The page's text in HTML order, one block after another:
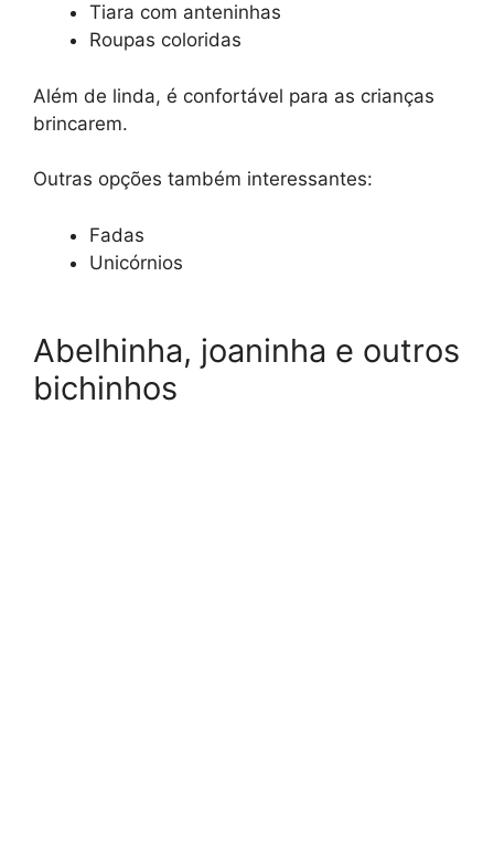
Tiara com anteninhas
Roupas coloridas
Além de linda, é confortável para as crianças
brincarem.
Outras opções também interessantes:
Fadas
Unicórnios
Abelhinha, joaninha e outros
bichinhos